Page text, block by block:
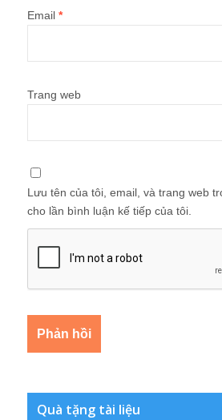
Email *
Trang web
Lưu tên của tôi, email, và trang web
cho lần bình luận kế tiếp của tôi.
Quà tặng tài liệu